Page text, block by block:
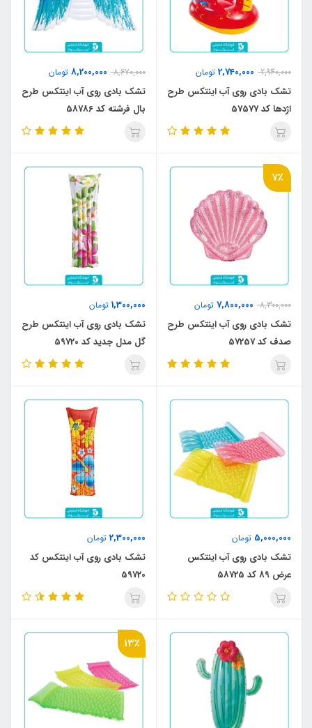
2,940,000
2,740,000 تومان
تشک بادی روی آب اینتکس طرح
اژدها کد 57577
8,670,000
8,200,000 تومان
تشک بادی روی آب اینتکس طرح
بال فرشته کد 58786
7٪
8,300,000
7,800,000 تومان
تشک بادی روی آب اینتکس طرح
صدف کد 57257
1,300,000 تومان
تشک بادی روی آب اینتکس طرح
گل مدل جدید کد 59720
5,000,000 تومان
تشک بادی روی آب اینتکس
عرض 89 کد 58725
2,300,000 تومان
تشک بادی روی آب اینتکس کد
59720
13٪